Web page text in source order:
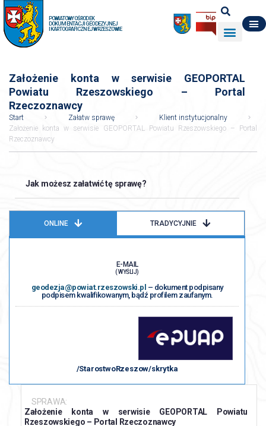
POWIATOWY OŚRODEK
DOKUMENTACJI GEODEZYJNEJ
I KARTOGRAFICZNEJ W RZESZOWIE
Założenie konta w serwisie GEOPORTAL
Powiatu Rzeszowskiego – Portal
Rzeczoznawcy
Start Załatw sprawę
Klient instytucjonalny
Założenie konta w serwisie GEOPORTAL Powiatu Rzeszowskiego – Portal
Rzeczoznawcy
Jak możesz załatwić tę sprawę?
ONLINE TRADYCYJNIE
E-MAIL
( WYŚLIJ)
geodezja@powiat.rzeszowski.pl – dokument podpisany
podpisem kwalifikowanym, bądź profilem zaufanym.
/StarostwoRzeszow/skrytka
SPRAWA:
Założenie konta w serwisie GEOPORTAL Powiatu
Rzeszowskiego – Portal Rzeczoznawcy